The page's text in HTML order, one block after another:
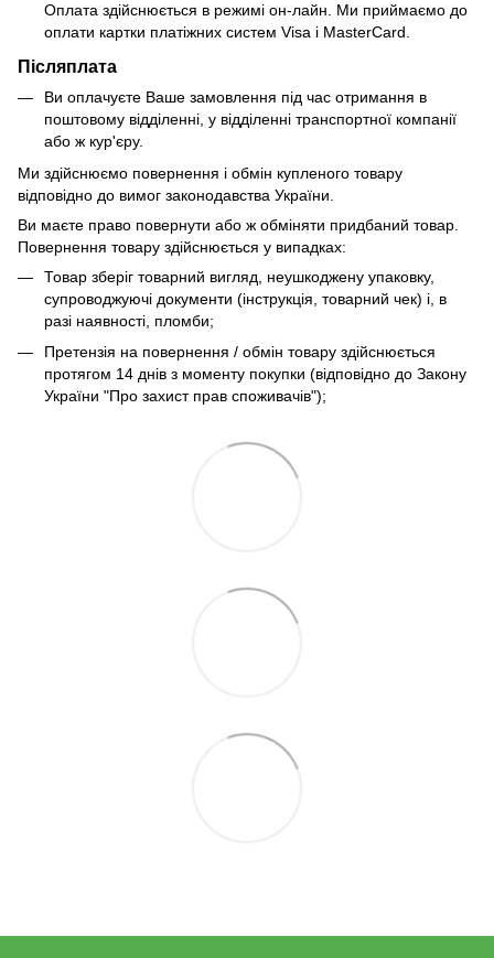
Оплата здійснюється в режимі он-лайн. Ми приймаємо до
оплати картки платіжних систем Visa і MasterCard.
Післяплата
Ви оплачуєте Ваше замовлення під час отримання в
поштовому відділенні, у відділенні транспортної компанії
або ж кур'єру.
Ми здійснюємо повернення і обмін купленого товару
відповідно до вимог законодавства України.
Ви маєте право повернути або ж обміняти придбаний товар.
Повернення товару здійснюється у випадках:
Товар зберіг товарний вигляд, неушкоджену упаковку,
супроводжуючі документи (інструкція, товарний чек) і, в
разі наявності, пломби;
Претензія на повернення / обмін товару здійснюється
протягом 14 днів з моменту покупки (відповідно до Закону
України "Про захист прав споживачів");